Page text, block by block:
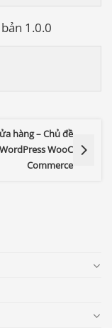
1.0.0
hàng – Chủ đề
WordPress WooC
Commerce